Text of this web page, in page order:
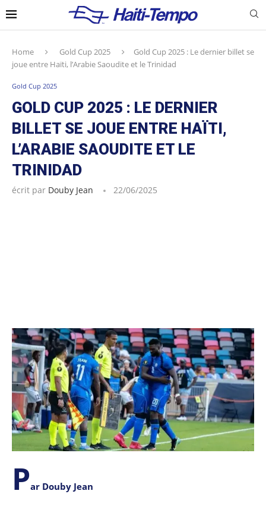
Home Gold Cup 2025
Gold Cup 2025 : Le dernier billet se
joue entre Haïti, l’Arabie Saoudite et le Trinidad
Gold Cup 2025
GOLD CUP 2025 : LE DERNIER
BILLET SE JOUE ENTRE HAÏTI,
L’ARABIE SAOUDITE ET LE
TRINIDAD
écrit par Douby Jean 22/06/2025
Par Douby Jean